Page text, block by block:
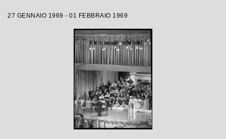
27 GENNAIO 1969 - 01 FEBBRAIO 1969